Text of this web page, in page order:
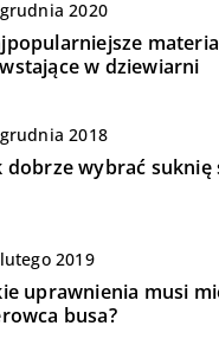
2020
w dziewiarni
2018
dobrze wybrać suknię
2019
uprawnienia musi
busa?